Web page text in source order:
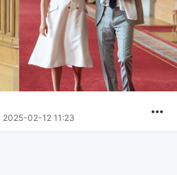
2025-02-12 11:23